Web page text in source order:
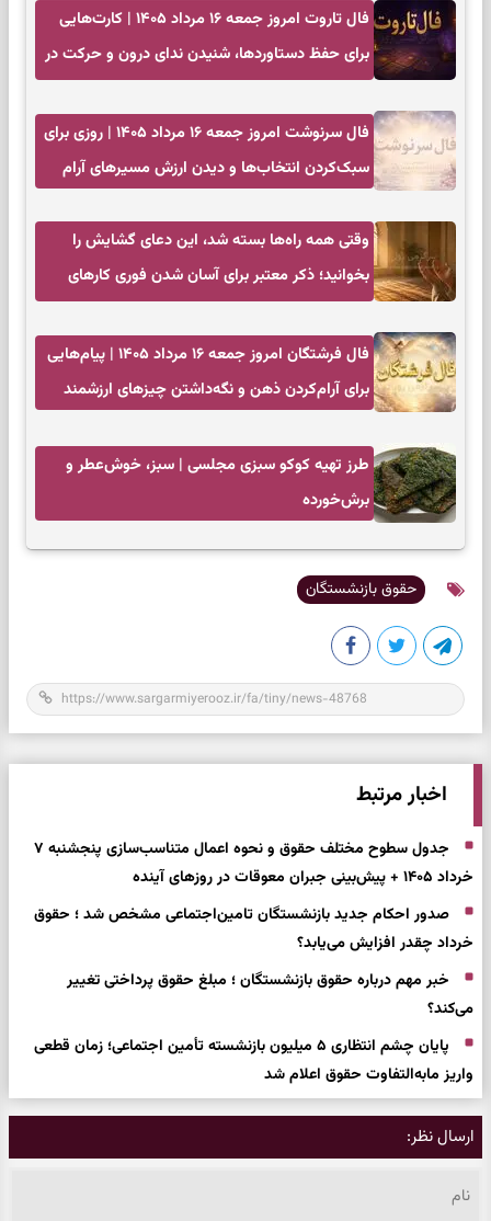
فال تاروت امروز جمعه ۱۶ مرداد ۱۴۰۵ | کارت‌هایی
برای حفظ دستاوردها، شنیدن ندای درون و حرکت در
فال سرنوشت امروز جمعه ۱۶ مرداد ۱۴۰۵ | روزی برای
سبک‌کردن انتخاب‌ها و دیدن ارزش مسیرهای آرام
وقتی همه راه‌ها بسته شد، این دعای گشایش را
بخوانید؛ ذکر معتبر برای آسان شدن فوری کارهای
فال فرشتگان امروز جمعه ۱۶ مرداد ۱۴۰۵ | پیام‌هایی
برای آرام‌کردن ذهن و نگه‌داشتن چیزهای ارزشمند
طرز تهیه کوکو سبزی مجلسی | سبز، خوش‌عطر و
برش‌خورده
حقوق بازنشستگان
اخبار مرتبط
جدول سطوح مختلف حقوق و نحوه اعمال متناسب‌سازی پنجشنبه ۷
خرداد ۱۴۰۵ + پیش‌بینی جبران معوقات در روزهای آینده
صدور احکام جدید بازنشستگان تامین‌اجتماعی مشخص شد ؛ حقوق
خرداد چقدر افزایش می‌یابد؟
خبر مهم درباره حقوق بازنشستگان ؛ مبلغ حقوق پرداختی تغییر
می‌کند؟
پایان چشم انتظاری ۵ میلیون بازنشسته تأمین اجتماعی؛ زمان قطعی
واریز مابه‌التفاوت حقوق اعلام شد
ارسال نظر: